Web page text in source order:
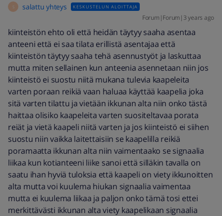
S salattu yhteys KESKUSTELUN ALOITTAJA
Forum|Forum|3 years ago
kiinteistön ehto oli että heidän täytyy saaha asentaa
anteeni että ei saa tilata erillistä asentajaa että
kiinteistön täytyy saaha tehä asennustyöt ja laskuttaa
mutta miten sellainen kun anteenia asennetaan niin jos
kiinteistö ei suostu niitä mukana tulevia kaapeleita
varten poraan reikiä vaan haluaa käyttää kaapelia joka
sitä varten tilattu ja vietään ikkunan alta niin onko tästä
haittaa olisiko kaapeleita varten suositeltavaa porata
reiät ja vietä kaapeli niitä varten ja jos kiinteistö ei siihen
suostu niin vaikka laitettaisiin se kaapelilla reikiä
poramaatta ikkunan alta niin vaimentaako se signaalia
liikaa kun kotianteeni liike sanoi että silläkin tavalla on
saatu ihan hyviä tuloksia että kaapeli on viety ikkunoitten
alta mutta voi kuulema hiukan signaalia vaimentaa
mutta ei kuulema liikaa ja paljon onko tämä tosi ettei
merkittävästi ikkunan alta viety kaapelikaan signaalia